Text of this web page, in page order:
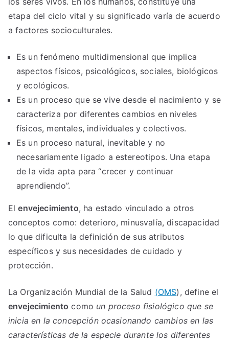
etapa del ciclo vital y su significado varía de acuerdo
a factores socioculturales.
Es un fenómeno multidimensional que implica
aspectos físicos, psicológicos, sociales, biológicos
y ecológicos.
Es un proceso que se vive desde el nacimiento y se
caracteriza por diferentes cambios en niveles
físicos, mentales, individuales y colectivos.
Es un proceso natural, inevitable y no
necesariamente ligado a estereotipos. Una etapa
de la vida apta para “crecer y continuar
aprendiendo”.
Elenvejecimiento, ha estado vinculado a otros
conceptos como: deterioro, minusvalía, discapacidad
lo que dificulta la definición de sus atributos
específicos y sus necesidades de cuidado y
protección.
La Organización Mundial de la Salud (OMS), define el
envejecimiento como un proceso fisiológico que se
inicia en la concepción ocasionando cambios en las
características de la especie durante los diferentes